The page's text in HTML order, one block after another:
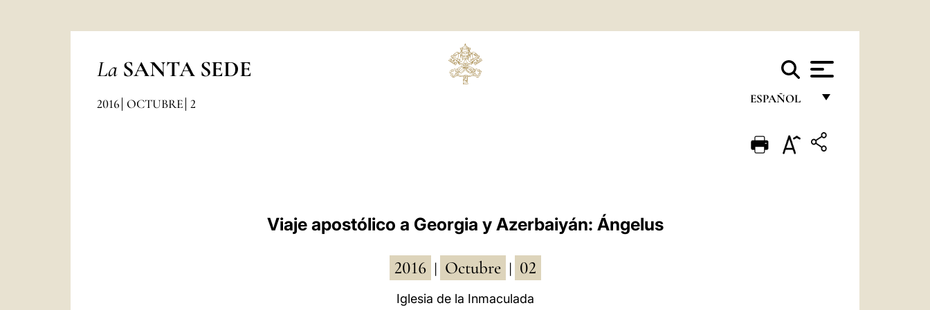
La SANTA SEDE
ESPAÑOL
ENGLISH
2016 OCTUBRE 2
Viaje apostólico a Georgia y Azerbaiyán: Ángelus
2016 Octubre 02
Iglesia de la Inmaculada